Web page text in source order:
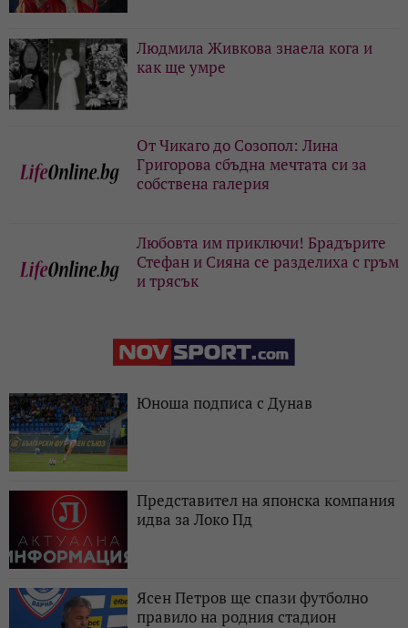
Людмила Живкова знаела кога и
как ще умре
От Чикаго до Созопол: Лина
Григорова сбъдна мечтата си за
собствена галерия
Любовта им приключи! Брадърите
Стефан и Сияна се разделиха с гръм
и трясък
Юноша подписа с Дунав
Представител на японска компания
идва за Локо Пд
Ясен Петров ще спази футболно
правило на родния стадион